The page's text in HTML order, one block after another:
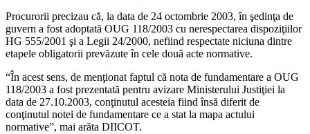
Procurorii precizau că, la data de 24 octombrie 2003, în şedinţa de
guvern a fost adoptată OUG 118/2003 cu nerespectarea dispoziţiilor
HG 555/2001 şi a Legii 24/2000, nefiind respectate niciuna dintre
etapele obligatorii prevăzute în cele două acte normative.
“În acest sens, de menţionat faptul că nota de fundamentare a OUG
118/2003 a fost prezentată pentru avizare Ministerului Justiţiei la
data de 27.10.2003, conţinutul acesteia fiind însă diferit de
conţinutul notei de fundamentare ce a stat la mapa actului
normative”, mai arăta DIICOT.